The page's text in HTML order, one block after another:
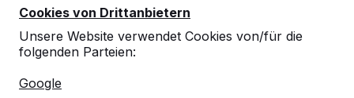
Cookies von Drittanbietern
Unsere Website verwendet Cookies von/für die
folgenden Parteien:
Google
Referenzen